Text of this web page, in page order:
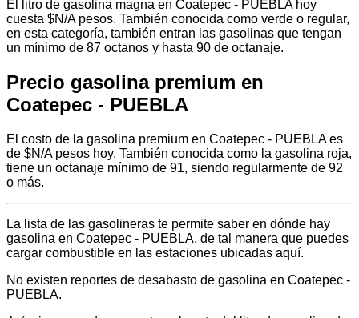
El litro de gasolina magna en Coatepec - PUEBLA hoy
cuesta $N/A pesos. También conocida como verde o regular,
en esta categoría, también entran las gasolinas que tengan
un mínimo de 87 octanos y hasta 90 de octanaje.
Precio gasolina premium en
Coatepec - PUEBLA
El costo de la gasolina premium en Coatepec - PUEBLA es
de $N/A pesos hoy. También conocida como la gasolina roja,
tiene un octanaje mínimo de 91, siendo regularmente de 92
o más.
La lista de las gasolineras te permite saber en dónde hay
gasolina en Coatepec - PUEBLA, de tal manera que puedes
cargar combustible en las estaciones ubicadas aquí.
No existen reportes de desabasto de gasolina en Coatepec -
PUEBLA.